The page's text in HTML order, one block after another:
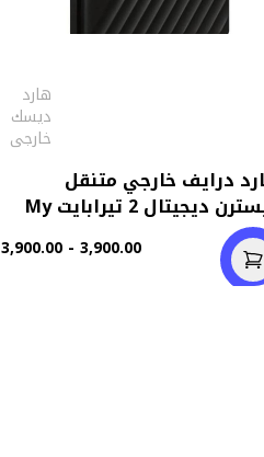
هارد
ديسك
خارجى
درايف خارجي متنقل
ويسترن ديجيتال 2 تيرابايت My
3,900.00 - 3,900.00